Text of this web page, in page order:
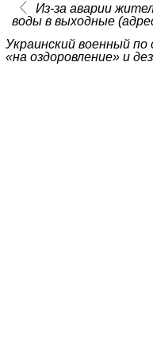
Из-за аварии
воды в выходные
Украинский военный
«на оздоровление» и